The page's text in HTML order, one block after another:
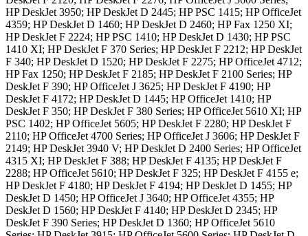
HP DeskJet 3950; HP DeskJet D 2445; HP PSC 1415; HP OfficeJet
4359; HP DeskJet D 1460; HP DeskJet D 2460; HP Fax 1250 XI;
HP DeskJet F 2224; HP PSC 1410; HP DeskJet D 1430; HP PSC
1410 XI; HP DeskJet F 370 Series; HP DeskJet F 2212; HP DeskJet
F 340; HP DeskJet D 1520; HP DeskJet F 2275; HP OfficeJet 4712;
HP Fax 1250; HP DeskJet F 2185; HP DeskJet F 2100 Series; HP
DeskJet F 390; HP OfficeJet J 3625; HP DeskJet F 4190; HP
DeskJet F 4172; HP DeskJet D 1445; HP OfficeJet 1410; HP
DeskJet F 350; HP DeskJet F 380 Series; HP OfficeJet 5610 XI; HP
PSC 1402; HP OfficeJet 5605; HP DeskJet F 2280; HP DeskJet F
2110; HP OfficeJet 4700 Series; HP OfficeJet J 3606; HP DeskJet F
2149; HP DeskJet 3940 V; HP DeskJet D 2400 Series; HP OfficeJet
4315 XI; HP DeskJet F 388; HP DeskJet F 4135; HP DeskJet F
2288; HP OfficeJet 5610; HP DeskJet F 325; HP DeskJet F 4155 e;
HP DeskJet F 4180; HP DeskJet F 4194; HP DeskJet D 1455; HP
DeskJet D 1450; HP OfficeJet J 3640; HP OfficeJet 4355; HP
DeskJet D 1560; HP DeskJet F 4140; HP DeskJet D 2345; HP
DeskJet F 390 Series; HP DeskJet D 1360; HP OfficeJet 5610